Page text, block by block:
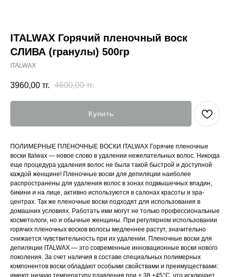
ITALWAX Горячий пленочный воск
СЛИВА (гранулы) 500гр
ITALWAX
3960,00 тг. 4600,00 тг.
Купить
ПОЛИМЕРНЫЕ ПЛЕНОЧНЫЕ ВОСКИ ITALWAX Горячие пленочные
воски Italwax — новое слово в удалении нежелательных волос. Никогда
еще процедура удаления волос не была такой быстрой и доступной
каждой женщине! Пленочные воски для депиляции наиболее
распространены для удаления волос в зонах подмышечных впадин,
бикини и на лице, активно используются в салонах красоты и spa-
центрах. Так же пленочные воски подходят для использования в
домашних условиях. Работать ими могут не только профессиональные
косметологи, но и обычные женщины. При регулярном использовании
горячих пленочных восков волосы медленнее растут, значительно
снижается чувствительность при их удалении. Пленочные воски для
депиляции ITALWAX — это современные инновационные воски нового
поколения. За счет наличия в составе специальных полимерных
компонентов воски обладают особыми свойствами и преимуществами: